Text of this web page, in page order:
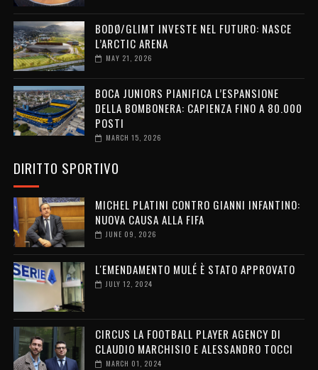
BODØ/GLIMT INVESTE NEL FUTURO: NASCE
L’ARCTIC ARENA
MAY 21, 2026
BOCA JUNIORS PIANIFICA L’ESPANSIONE
DELLA BOMBONERA: CAPIENZA FINO A 80.000
POSTI
MARCH 15, 2026
DIRITTO SPORTIVO
MICHEL PLATINI CONTRO GIANNI INFANTINO:
NUOVA CAUSA ALLA FIFA
JUNE 09, 2026
L'EMENDAMENTO MULÉ È STATO APPROVATO
JULY 12, 2024
CIRCUS LA FOOTBALL PLAYER AGENCY DI
CLAUDIO MARCHISIO E ALESSANDRO TOCCI
MARCH 01, 2024